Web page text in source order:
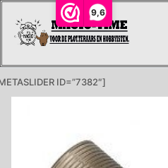
9,6
naar
ID=”7382″]